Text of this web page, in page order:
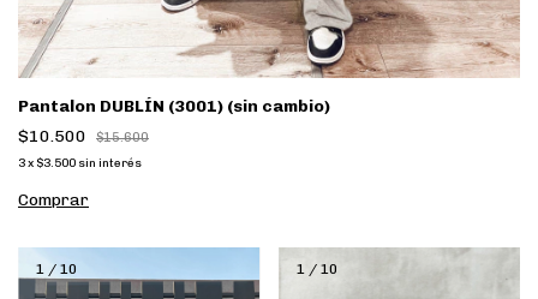
Pantalon DUBLÍN (3001) (sin cambio)
$10.500
$15.600
3x $3.500 sin interés
Comprar
1 / 10 1/ 10